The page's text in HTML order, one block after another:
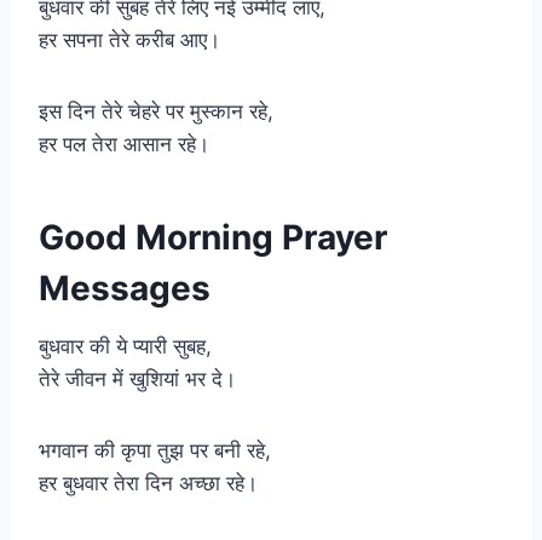
बुधवार की सुबह तेरे लिए नई उम्मीद लाए,
हर सपना तेरे करीब आए।
इस दिन तेरे चेहरे पर मुस्कान रहे,
हर पल तेरा आसान रहे।
Good Morning Prayer
Messages
बुधवार की ये प्यारी सुबह,
तेरे जीवन में खुशियां भर दे।
भगवान की कृपा तुझ पर बनी रहे,
हर बुधवार तेरा दिन अच्छा रहे।